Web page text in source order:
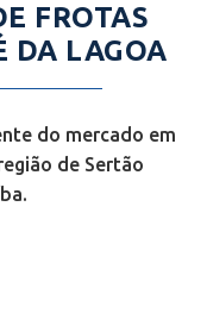
FROTAS
DA LAGOA
do mercado em
de Sertão